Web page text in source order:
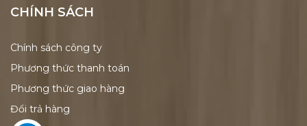
CHÍNH SÁCH
Chính sách công ty
Phương thức thanh toán
Phương thức giao hàng
Đổi trả hàng